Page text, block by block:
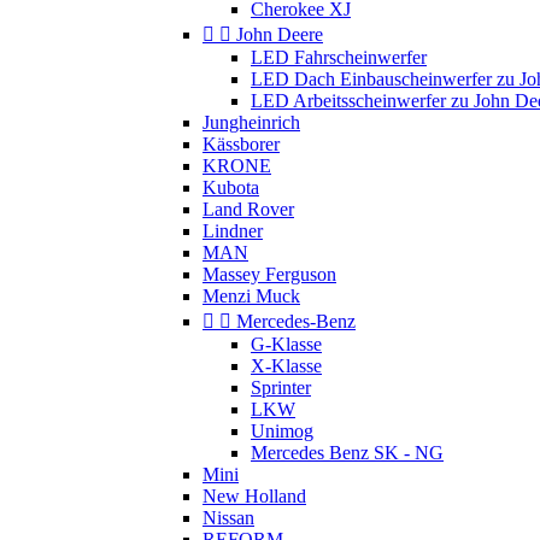
Cherokee XJ
  John Deere
LED Fahrscheinwerfer
LED Dach Einbauscheinwerfer zu
LED Arbeitsscheinwerfer zu John
Jungheinrich
Kässborer
KRONE
Kubota
Land Rover
Lindner
MAN
Massey Ferguson
Menzi Muck
  Mercedes-Benz
G-Klasse
X-Klasse
Sprinter
LKW
Unimog
Mercedes Benz SK - NG
Mini
New Holland
Nissan